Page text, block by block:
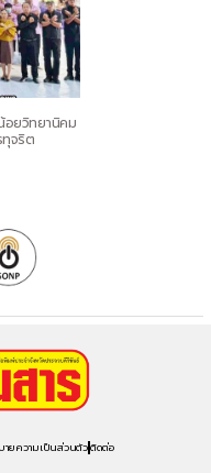
อยวิทยานิคม
ทุจริต
ายความเป็นส่วนตัวติดต่อ